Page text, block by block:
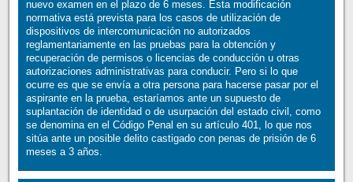
nuevo examen en el plazo de 6 meses. Esta modificación
normativa está prevista para los casos de utilización de
dispositivos de intercomunicación no autorizados
reglamentariamente en las pruebas para la obtención y
recuperación de permisos o licencias de conducción u otras
autorizaciones administrativas para conducir. Pero si lo que
ocurre es que se envía a otra persona para hacerse pasar por el
aspirante en la prueba, estaríamos ante un supuesto de
suplantación de identidad o de usurpación del estado civil, como
se denomina en el Código Penal en su artículo 401, lo que nos
sitúa ante un posible delito castigado con penas de prisión de 6
meses a 3 años.